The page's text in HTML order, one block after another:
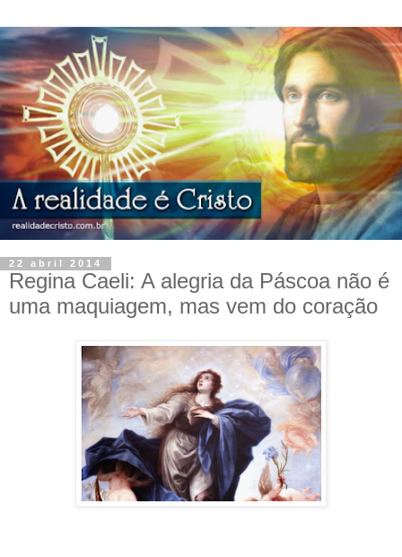
22 abril 2014
Regina Caeli: A alegria da Páscoa não é
uma maquiagem, mas vem do coração